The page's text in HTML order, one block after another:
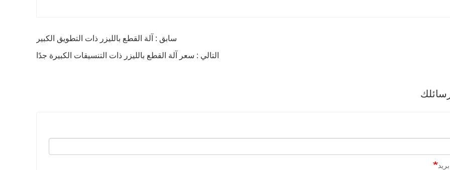
سابق : آلة القطع بالليزر ذات التطويق الكبير
التالي : سعر آلة القطع بالليزر ذات التنسيقات الكبيرة جدًا